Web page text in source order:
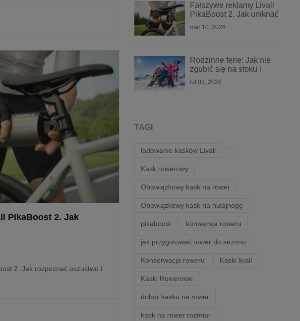
PikaBoost 2. Jak
2. Jak rozpoznać oszustwo i
Fałszywe reklamy Livall
PikaBoost 2. Jak uniknąć
oszustwa?
mar 10, 2026
Rodzinne ferie: Jak nie
zgubić się na stoku i
zostać w stałym
kontakcie?
lut 03, 2026
TAGI
ładowanie kasków Livall
Kask rowerowy
Obowiązkowy kask na rower
Obowiązkowy kask na hulajnogę
pikaboost konwersja roweru
jak przygotować rower do sezonu
Konserwacja roweru Kaski livall
Kaski Rowerowe
dobór kasku na rower
kask na rower rozmiar